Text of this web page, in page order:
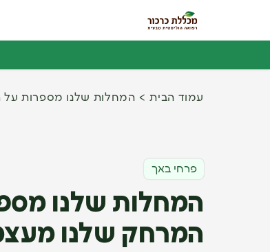
עמוד הבית המחלות שלנו מספרות על
פרחי באך
המחלות שלנו
המרחק שלנו